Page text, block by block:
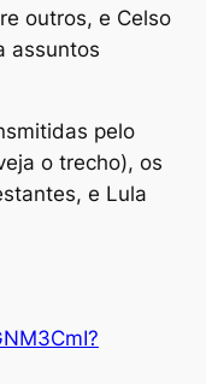
outros, e Celso
assuntos
pelo
o trecho), os
e Lula